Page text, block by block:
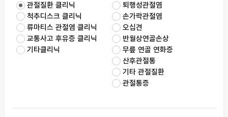
관절질환 클리닉
척추디스크 클리닉
류마티스 관절염 클리닉
교통사고 후유증 클리닉
기타클리닉
퇴행성관절염
손가락관절염
오십견
반월상연골손상
무릎 연골 연화증
산후관절통
기타 관절질환
관절통증